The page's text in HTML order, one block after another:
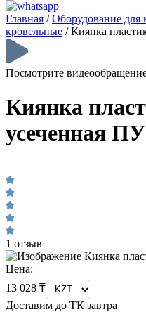
Главная /Оборудование для
кровельные /Киянка
Посмотрите
Киянка
усеченная
1 отзыв
Цена:
13 028 ₸
Доставим до ТК завтра